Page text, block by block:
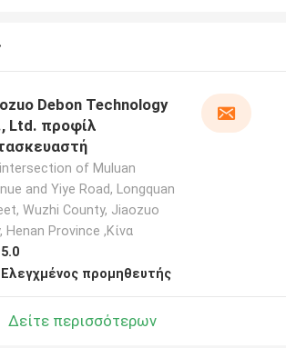
Debon Technology
Ltd. προφίλ
intersection of Muluan
and Yiye Road, Longquan
Wuzhi County, Jiaozuo
Henan Province ,Κίνα
5.0
Ελεγχμένος προμηθευτής
Δείτε περισσότερων